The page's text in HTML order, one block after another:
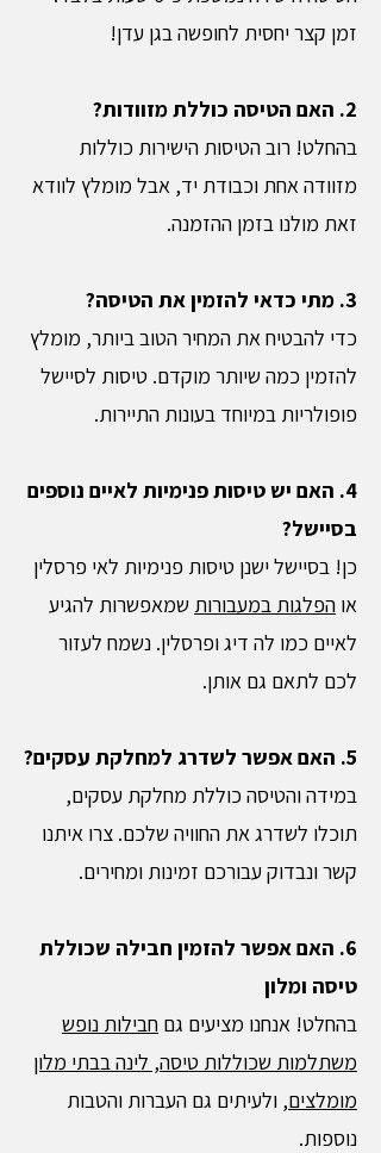
זמן קצר יחסית לחופשה בגן עדן!
2. האם הטיסה כוללת מזוודות?
בהחלט! רוב הטיסות הישירות כוללות
מזוודה אחת וכבודת יד, אבל מומלץ לוודא
זאת מולנו בזמן ההזמנה.
3. מתי כדאי להזמין את הטיסה?
כדי להבטיח את המחיר הטוב ביותר, מומלץ
להזמין כמה שיותר מוקדם. טיסות לסיישל
פופולריות במיוחד בעונות התיירות.
4. האם יש טיסות פנימיות לאיים נוספים
בסיישל?
כן! בסיישל ישנן טיסות פנימיות לאי פרסלין
או הפלגות במעבורות שמאפשרות להגיע
לאיים כמו לה דיג ופרסלין. נשמח לעזור
לכם לתאם גם אותן.
5. האם אפשר לשדרג למחלקת עסקים?
במידה והטיסה כוללת מחלקת עסקים,
תוכלו לשדרג את החוויה שלכם. צרו איתנו
קשר ונבדוק עבורכם זמינות ומחירים.
6. האם אפשר להזמין חבילה שכוללת
טיסה ומלון
בהחלט! אנחנו מציעים גם חבילות נופש
משתלמות שכוללות טיסה, לינה בבתי מלון
מומלצים, ולעיתים גם העברות והטבות
נוספות.